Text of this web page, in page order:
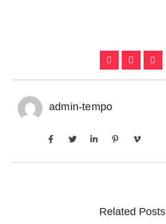
admin-tempo
Related Posts